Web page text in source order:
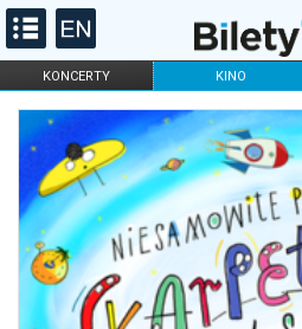
KONCERTY KINO
FILHARMONIA OPERA I BALET
DLA DZIECI
ONLINE